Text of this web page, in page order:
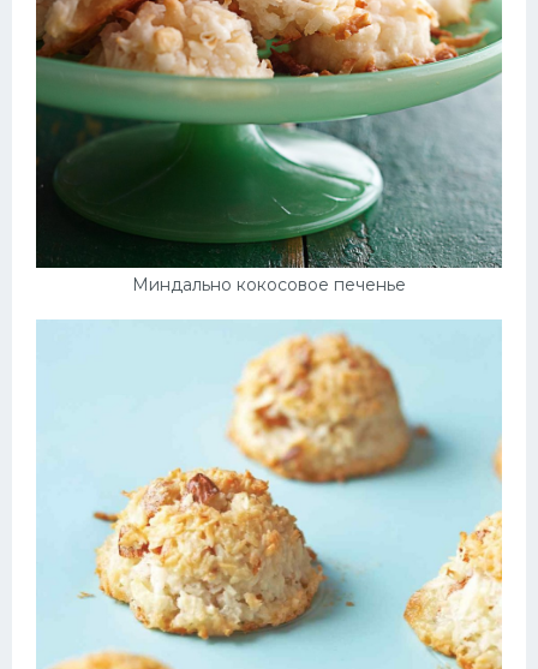
Миндально кокосовое печенье